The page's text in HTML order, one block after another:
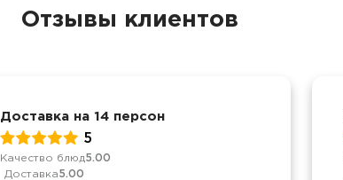
Отзывы клиентов
Доставка на 14 персон
5
Качество блюд5.00
Доставка5.00